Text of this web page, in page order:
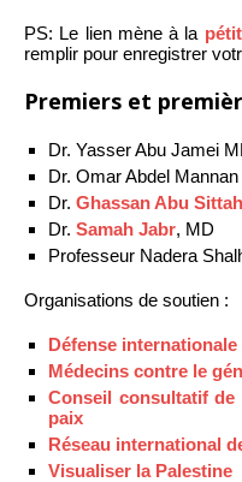
PS: Le lien mène à la
remplir pour enregistrer
Premiers et
Dr. Yasser Abu Jamei
Dr. Omar Abdel
Dr. Ghassan Abu Sittah
Dr. Samah Jabr, MD
Professeur Nadera
Organisations de soutien :
Défense
Médecins contre le
Conseil consultatif
paix
Réseau international
Visualiser la Palestine